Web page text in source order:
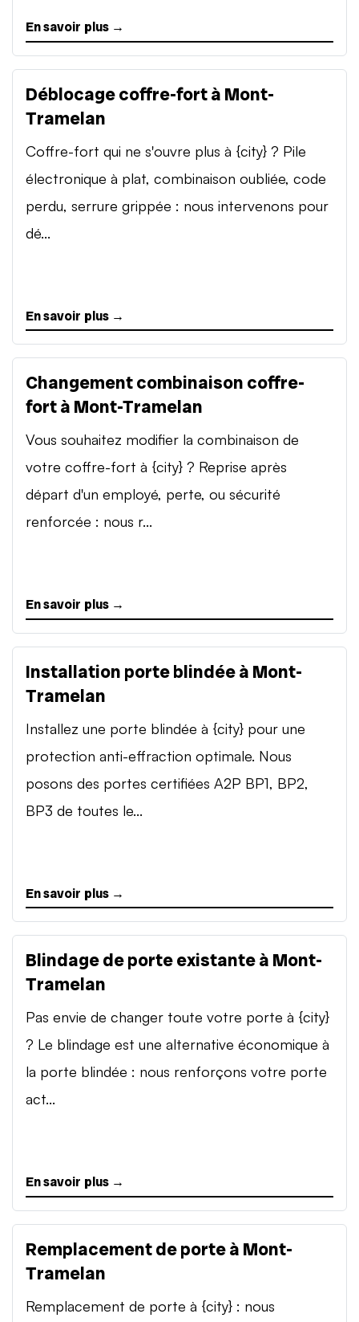
En savoir plus →
Déblocage coffre-fort à Mont-
Tramelan
Coffre-fort qui ne s'ouvre plus à {city} ? Pile
électronique à plat, combinaison oubliée, code
perdu, serrure grippée : nous intervenons pour
dé...
En savoir plus →
Changement combinaison coffre-
fort à Mont-Tramelan
Vous souhaitez modifier la combinaison de
votre coffre-fort à {city} ? Reprise après
départ d'un employé, perte, ou sécurité
renforcée : nous r...
En savoir plus →
Installation porte blindée à Mont-
Tramelan
Installez une porte blindée à {city} pour une
protection anti-effraction optimale. Nous
posons des portes certifiées A2P BP1, BP2,
BP3 de toutes le...
En savoir plus →
Blindage de porte existante à Mont-
Tramelan
Pas envie de changer toute votre porte à {city}
? Le blindage est une alternative économique à
la porte blindée : nous renforçons votre porte
act...
En savoir plus →
Remplacement de porte à Mont-
Tramelan
Remplacement de porte à {city} : nous